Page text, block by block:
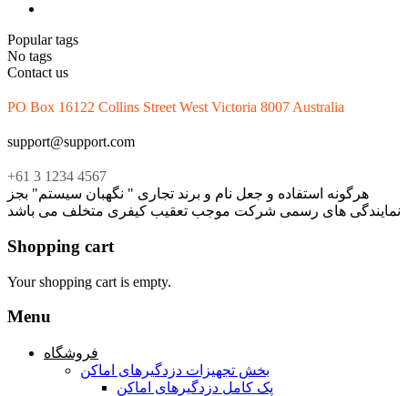
Popular tags
No tags
Contact us
PO Box 16122 Collins Street West Victoria 8007 Australia
support@support.com
+61 3 1234 4567
هرگونه استفاده و جعل نام و برند تجاری " نگهبان سیستم" بجز
نمایندگی های رسمی شرکت موجب تعقیب کیفری متخلف می باشد
Shopping cart
Your shopping cart is empty.
Menu
فروشگاه
بخش تجهیزات دزدگیرهای اماکن
پک کامل دزدگیرهای اماکن